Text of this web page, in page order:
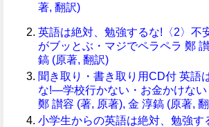
著, 翻訳)
英語は絶対、勉強するな!〈2〉不
がブッとぶ・マジでペラペラ 鄭
鎬 (原著, 翻訳)
聞き取り・書き取り用CD付 英語
な!―学校行かない・お金かけない
鄭 讃容 (著, 原著), 金 淳鎬 (原著,
小学生からの英語は絶対、勉強